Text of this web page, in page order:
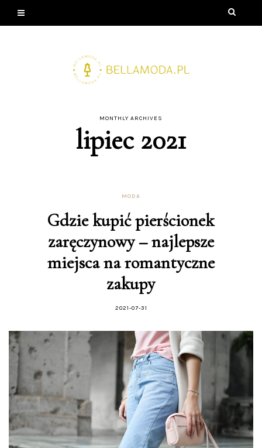
MONTHLY ARCHIVES
lipiec 2021
MODA
Gdzie kupić pierścionek
zaręczynowy – najlepsze
miejsca na romantyczne
zakupy
2021-07-31